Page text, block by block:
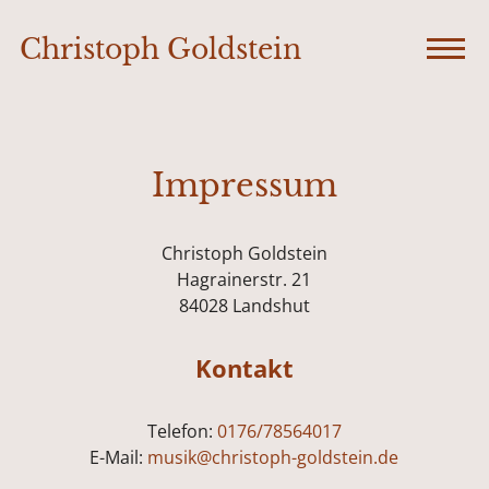
Christoph Goldstein
Impressum
Christoph Goldstein
Hagrainerstr. 21
84028 Landshut
Kontakt
Telefon: 0176/78564017
E-Mail: musik@christoph-goldstein.de